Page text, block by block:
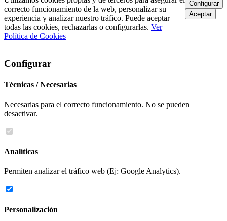
correcto funcionamiento de la web, personalizar su
experiencia y analizar nuestro tráfico. Puede aceptar
todas las cookies, rechazarlas o configurarlas. Ver
Política de Cookies
Configurar
Aceptar
Configurar
Técnicas / Necesarias
Necesarias para el correcto funcionamiento. No se pueden
desactivar.
Analíticas
Permiten analizar el tráfico web (Ej: Google Analytics).
Personalización